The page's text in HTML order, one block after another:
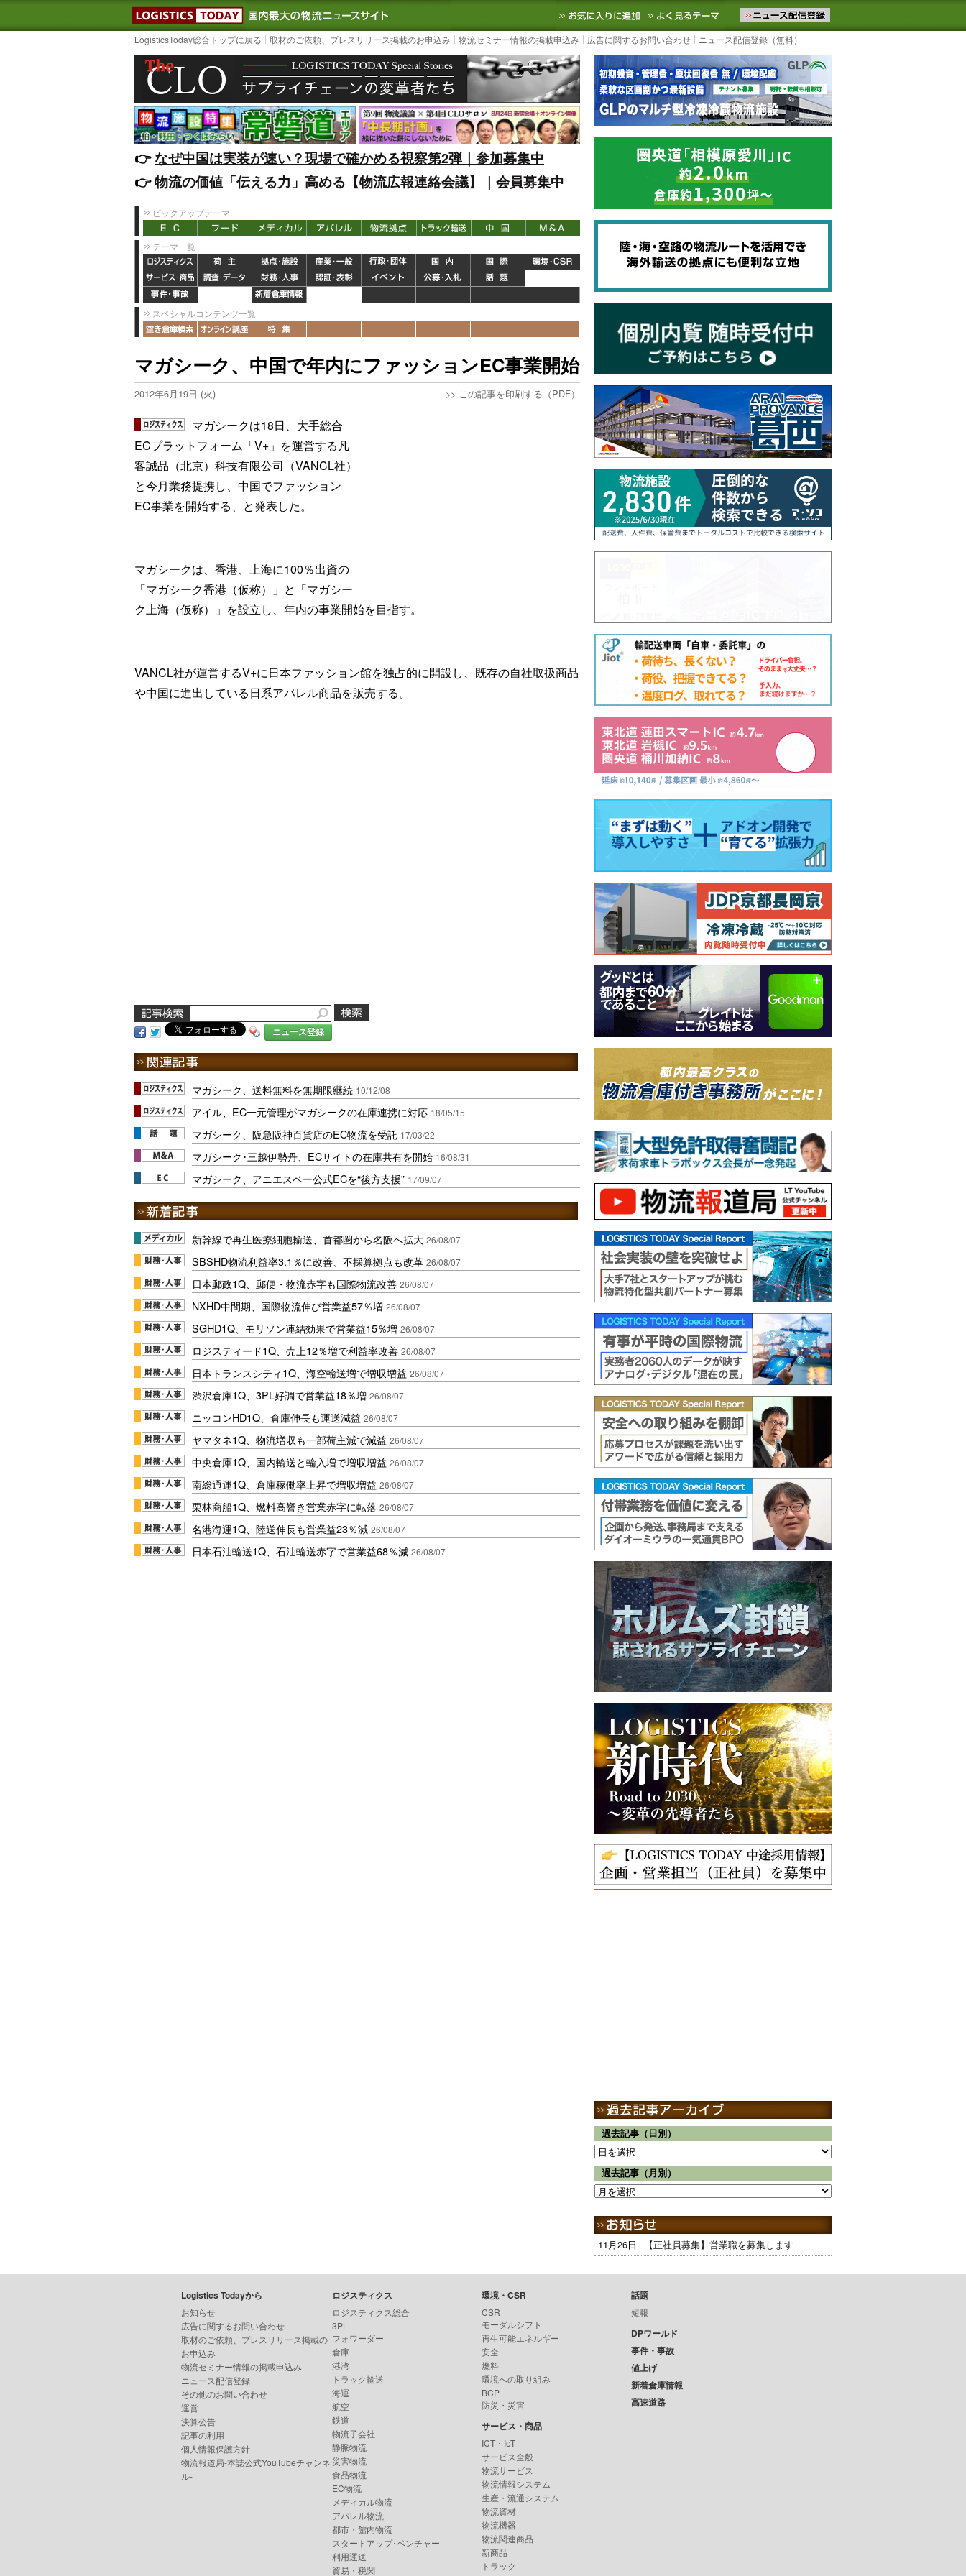
LOGISTICS TODAY｜国内最大の物流ニュースサイト3PL, SCMなど国内外の最新の物流ニュースをお届けします。物流ニュースメール配信を登録す
お気に入りに追加 よく見るテーマ
LogisticsToday総合トップに戻る 取材のご依頼、プレスリリース掲載のお申込み 物流セミナー情報の掲載申込み 広告に関するお問い合わせ ニュース配信登録（無料）
👉️なぜ中国は実装が速い？現場で確かめる視察第2弾｜参加募集中
👉️物流の価値「伝える力」高める【物流広報連絡会議】｜会員募集中
ピックアップテーマ
テーマ一覧
スペシャルコンテンツ一覧
マガシーク、中国で年内にファッションEC事業開始
2012年6月19日 (火) >> この記事を印刷する（PDF）
マガシークは18日、大手総合
ECプラットフォーム「V+」を運営する凡
客誠品（北京）科技有限公司（VANCL社）
と今月業務提携し、中国でファッション
EC事業を開始する、と発表した。
マガシークは、香港、上海に100％出資の
「マガシーク香港（仮称）」と「マガシー
ク上海（仮称）」を設立し、年内の事業開始を目指す。
VANCL社が運営するV+に日本ファッション館を独占的に開設し、既存の自社取扱商品
や中国に進出している日系アパレル商品を販売する。
ニュース登録
マガシーク、送料無料を無期限継続 10/12/08
アイル、EC一元管理がマガシークの在庫連携に対応 18/05/15
マガシーク、阪急阪神百貨店のEC物流を受託 17/03/22
マガシーク･三越伊勢丹、ECサイトの在庫共有を開始 16/08/31
マガシーク、アニエスベー公式ECを“後方支援” 17/09/07
新幹線で再生医療細胞輸送、首都圏から名阪へ拡大 26/08/07
SBSHD物流利益率3.1％に改善、不採算拠点も改革 26/08/07
日本郵政1Q、郵便・物流赤字も国際物流改善 26/08/07
NXHD中間期、国際物流伸び営業益57％増 26/08/07
SGHD1Q、モリソン連結効果で営業益15％増 26/08/07
ロジスティード1Q、売上12％増で利益率改善 26/08/07
日本トランスシティ1Q、海空輸送増で増収増益 26/08/07
渋沢倉庫1Q、3PL好調で営業益18％増 26/08/07
ニッコンHD1Q、倉庫伸長も運送減益 26/08/07
ヤマタネ1Q、物流増収も一部荷主減で減益 26/08/07
中央倉庫1Q、国内輸送と輸入増で増収増益 26/08/07
南総通運1Q、倉庫稼働率上昇で増収増益 26/08/07
栗林商船1Q、燃料高響き営業赤字に転落 26/08/07
名港海運1Q、陸送伸長も営業益23％減 26/08/07
日本石油輸送1Q、石油輸送赤字で営業益68％減 26/08/07
過去記事（日別）
過去記事（月別）
11月26日 【正社員募集】営業職を募集します
Logistics Todayから
お知らせ
広告に関するお問い合わせ
取材のご依頼、プレスリリース掲載の
お申込み
物流セミナー情報の掲載申込み
ニュース配信登録
その他のお問い合わせ
運営
決算公告
記事の利用
個人情報保護方針
物流報道局-本誌公式YouTubeチャンネ
ル-
ロジスティクス
ロジスティクス総合
3PL
フォワーダー
倉庫
港湾
トラック輸送
海運
航空
鉄道
物流子会社
静脈物流
災害物流
食品物流
EC物流
メディカル物流
アパレル物流
都市・館内物流
スタートアップ･ベンチャー
利用運送
貿易・税関
環境・CSR
CSR
モーダルシフト
再生可能エネルギー
安全
燃料
環境への取り組み
BCP
防災・災害
サービス・商品
ICT・IoT
サービス全般
物流サービス
物流情報システム
生産・流通システム
物流資材
物流機器
物流関連商品
新商品
トラック
話題
短報
DPワールド
事件・事故
値上げ
新着倉庫情報
高速道路